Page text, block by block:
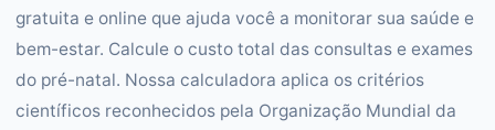
gratuita e online que ajuda você a monitorar sua saúde e
bem-estar. Calcule o custo total das consultas e exames
do pré-natal. Nossa calculadora aplica os critérios
científicos reconhecidos pela Organização Mundial da